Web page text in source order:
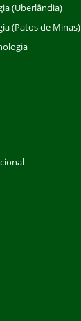
(Uberlândia)
(Patos de Minas)